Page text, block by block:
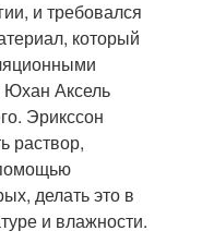
и требовался
который
Юхан Аксель
Эрикссон
раствор,
делать это в
и влажности.